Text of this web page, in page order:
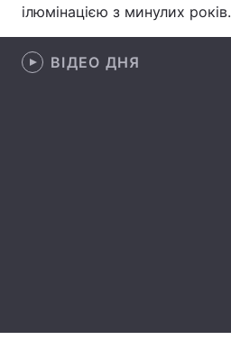
Цікавинки
Екологія
ілюмінацією з минулих років.
ВІДЕО ДНЯ